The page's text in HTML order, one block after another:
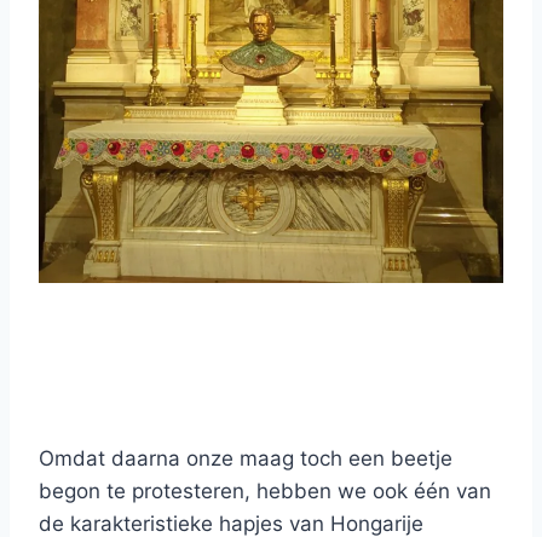
Omdat daarna onze maag toch een beetje
begon te protesteren, hebben we ook één van
de karakteristieke hapjes van Hongarije